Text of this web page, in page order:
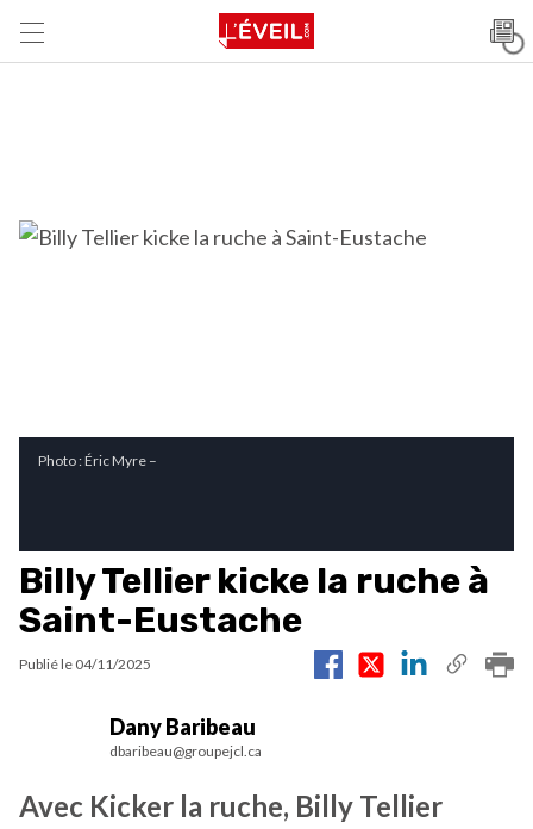
Photo : Éric Myre –
Billy Tellier kicke la ruche à
Saint-Eustache
Publié le 04/11/2025
Dany Baribeau
dbaribeau@groupejcl.ca
Avec Kicker la ruche, Billy Tellier